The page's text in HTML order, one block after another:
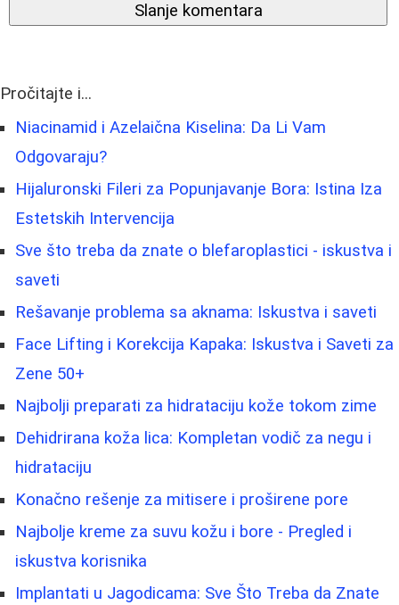
Slanje komentara
Pročitajte i...
Niacinamid i Azelaična Kiselina: Da Li Vam
Odgovaraju?
Hijaluronski Fileri za Popunjavanje Bora: Istina Iza
Estetskih Intervencija
Sve što treba da znate o blefaroplastici - iskustva i
saveti
Rešavanje problema sa aknama: Iskustva i saveti
Face Lifting i Korekcija Kapaka: Iskustva i Saveti za
Zene 50+
Najbolji preparati za hidrataciju kože tokom zime
Dehidrirana koža lica: Kompletan vodič za negu i
hidrataciju
Konačno rešenje za mitisere i proširene pore
Najbolje kreme za suvu kožu i bore - Pregled i
iskustva korisnika
Implantati u Jagodicama: Sve Što Treba da Znate